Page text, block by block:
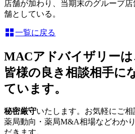
店舗が加わり、当期末のグループ
舗としている。
一覧に戻る
MACアドバイザリーは
皆様の良き相談相手に
ています。
秘密厳守いたします。お気軽にご
薬局動向・薬局M&A相場などわか